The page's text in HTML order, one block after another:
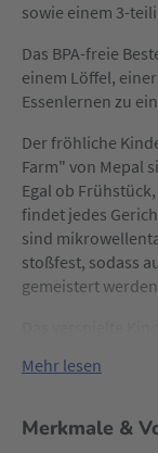
sowie einem 3-
Das BPA-freie
einem Löffel,
Essenlernen zu
Der fröhliche
Farm" von Mepal
Egal ob
findet jedes
sind
stoßfest, sodass
gemeistert
Lernprozess des
Das Glas ist aus
daher sehr robust
Mehr lesen
Merkmale &